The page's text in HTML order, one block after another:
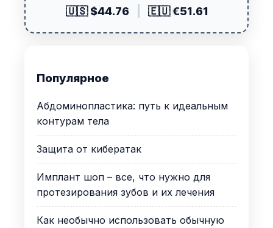
🇺🇸 $44.76 🇪🇺 €51.61
Популярное
Абдоминопластика: путь к идеальным
контурам тела
Защита от кибератак
Имплант шоп – все, что нужно для
протезирования зубов и их лечения
Как необычно использовать обычную